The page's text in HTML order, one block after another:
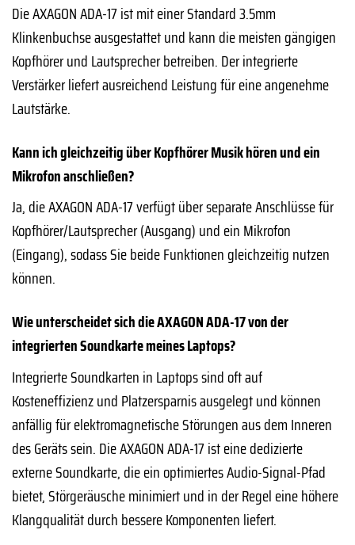
Die AXAGON ADA-17 ist mit einer Standard 3.5mm
Klinkenbuchse ausgestattet und kann die meisten gängigen
Kopfhörer und Lautsprecher betreiben. Der integrierte
Verstärker liefert ausreichend Leistung für eine angenehme
Lautstärke.
Kann ich gleichzeitig über Kopfhörer Musik hören und ein
Mikrofon anschließen?
Ja, die AXAGON ADA-17 verfügt über separate Anschlüsse für
Kopfhörer/Lautsprecher (Ausgang) und ein Mikrofon
(Eingang), sodass Sie beide Funktionen gleichzeitig nutzen
können.
Wie unterscheidet sich die AXAGON ADA-17 von der
integrierten Soundkarte meines Laptops?
Integrierte Soundkarten in Laptops sind oft auf
Kosteneffizienz und Platzersparnis ausgelegt und können
anfällig für elektromagnetische Störungen aus dem Inneren
des Geräts sein. Die AXAGON ADA-17 ist eine dedizierte
externe Soundkarte, die ein optimiertes Audio-Signal-Pfad
bietet, Störgeräusche minimiert und in der Regel eine höhere
Klangqualität durch bessere Komponenten liefert.